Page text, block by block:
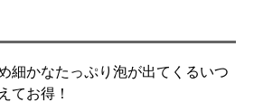
細かなたっぷり泡が出てくるいつ
てお得！